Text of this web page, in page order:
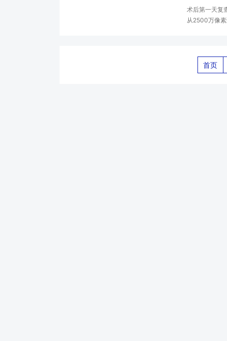
术后第一天复
从2500万像素
首页